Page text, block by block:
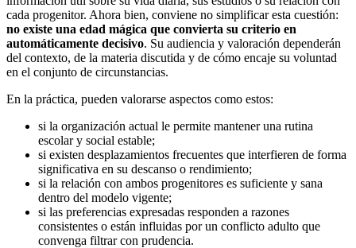
cada progenitor. Ahora bien, conviene no simplificar esta cuestión:
no existe una edad mágica que convierta su criterio en
automáticamente decisivo. Su audiencia y valoración dependerán
del contexto, de la materia discutida y de cómo encaje su voluntad
en el conjunto de circunstancias.
En la práctica, pueden valorarse aspectos como estos:
si la organización actual le permite mantener una rutina
escolar y social estable;
si existen desplazamientos frecuentes que interfieren de forma
significativa en su descanso o rendimiento;
si la relación con ambos progenitores es suficiente y sana
dentro del modelo vigente;
si las preferencias expresadas responden a razones
consistentes o están influidas por un conflicto adulto que
convenga filtrar con prudencia.